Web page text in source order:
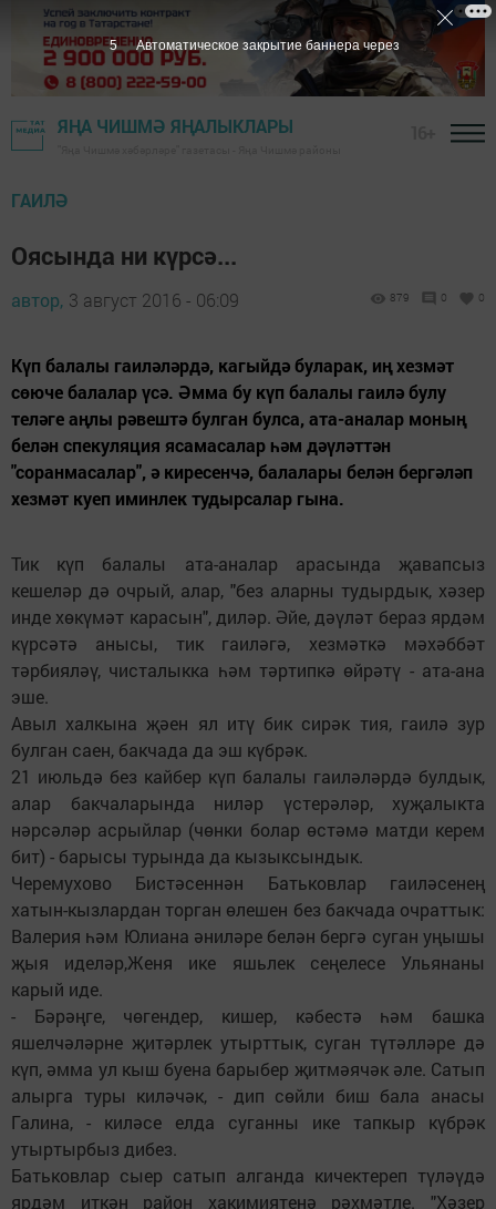
ЯҢА ЧИШМӘ ЯҢАЛЫКЛАРЫ
ГАИЛӘ
Оясында ни күрсә...
автор, 3 август 2016 - 06:09 879 0 0
Күп балалы гаиләләрдә, кагыйдә буларак, иң хезмәт
сөюче балалар үсә. Әмма бу күп балалы гаилә булу
теләге аңлы рәвештә булган булса, ата-аналар моның
белән спекуляция ясамасалар һәм дәүләттән
"соранмасалар", ә киресенчә, балалары белән бергәләп
хезмәт куеп иминлек тудырсалар гына.
Тик күп балалы ата-аналар арасында җавапсыз
кешеләр дә очрый, алар, "без аларны тудырдык, хәзер
инде хөкүмәт карасын", диләр. Әйе, дәүләт бераз ярдәм
күрсәтә анысы, тик гаиләгә, хезмәткә мәхәббәт
тәрбияләү, чисталыкка һәм тәртипкә өйрәтү - ата-ана
эше.
Авыл халкына җәен ял итү бик сирәк тия, гаилә зур
булган саен, бакчада да эш күбрәк.
21 июльдә без кайбер күп балалы гаиләләрдә булдык,
алар бакчаларында ниләр үстерәләр, хуҗалыкта
нәрсәләр асрыйлар (чөнки болар өстәмә матди керем
бит) - барысы турында да кызыксындык.
Черемухово Бистәсеннән Батьковлар гаиләсенең
хатын-кызлардан торган өлешен без бакчада очраттык:
Валерия һәм Юлиана әниләре белән бергә суган уңышы
җыя иделәр,Женя ике яшьлек сеңелесе Ульянаны
карый иде.
- Бәрәңге, чөгендер, кишер, кәбестә һәм башка
яшелчәләрне җитәрлек утырттык, суган түтәлләре дә
күп, әмма ул кыш буена барыбер җитмәячәк әле. Сатып
алырга туры киләчәк, - дип сөйли биш бала анасы
Галина, - киләсе елда суганны ике тапкыр күбрәк
утыртырбыз дибез.
Батьковлар сыер сатып алганда кичектереп түләүдә
ярдәм иткән район хакимиятенә рәхмәтле. "Хәзер
3 Автоматическое закрытие баннера через